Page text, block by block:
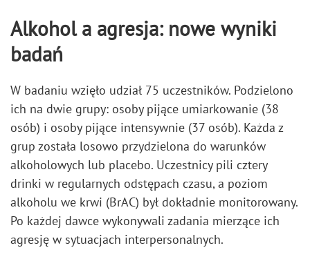
Alkohol a agresja: nowe wyniki
badań
W badaniu wzięło udział 75 uczestników. Podzielono
ich na dwie grupy: osoby pijące umiarkowanie (38
osób) i osoby pijące intensywnie (37 osób). Każda z
grup została losowo przydzielona do warunków
alkoholowych lub placebo. Uczestnicy pili cztery
drinki w regularnych odstępach czasu, a poziom
alkoholu we krwi (BrAC) był dokładnie monitorowany.
Po każdej dawce wykonywali zadania mierzące ich
agresję w sytuacjach interpersonalnych.